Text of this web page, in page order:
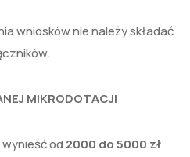
wniosków nie należy składać
MIKRODOTACJI
od2000 do 5000 zł.